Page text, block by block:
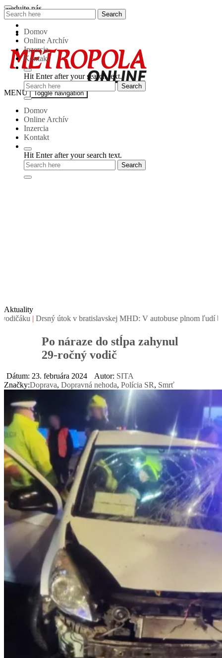
Skip
to
content
Sledujte nás
Metropola-
MENU Toggle navigation
Domov
Online Archív
Inzercia
Kontakt
Hit Enter after your search text.
Search
for:
Search
Domov
Online Archív
Inzercia
Kontakt
Hit Enter after your search text.
Aktuality
Drsný útok v bratislavskej MHD: V autobuse plnom ľudí
Po náraze do stĺpa zahynul
29-ročný vodič
Dátum: 23. februára 2024 Autor: SITA
Značky:Doprava, Dopravná nehoda, Polícia SR, Smrť